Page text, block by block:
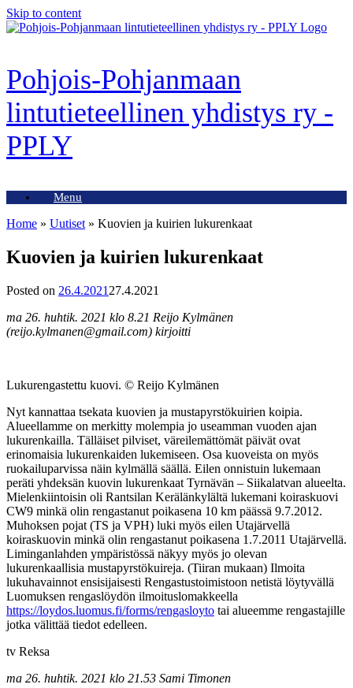
Skip to content
Pohjois-Pohjanmaan
lintutieteellinen yhdistys ry -
PPLY
Menu
Home » Uutiset » Kuovien ja kuirien lukurenkaat
Kuovien ja kuirien lukurenkaat
Posted on 26.4.2021 27.4.2021
ma 26. huhtik. 2021 klo 8.21 Reijo Kylmänen
(reijo.kylmanen@gmail.com) kirjoitti
Lukurengastettu kuovi. © Reijo Kylmänen
Nyt kannattaa tsekata kuovien ja mustapyrstökuirien koipia.
Alueellamme on merkitty molempia jo useamman vuoden ajan
lukurenkailla. Tälläiset pilviset, väreilemättömät päivät ovat
erinomaisia lukurenkaiden lukemiseen. Osa kuoveista on myös
ruokailuparvissa näin kylmällä säällä. Eilen onnistuin lukemaan
peräti yhdeksän kuovin lukurenkaat Tyrnävän – Siikalatvan alueelta.
Mielenkiintoisin oli Rantsilan Kerälänkylältä lukemani koiraskuovi
CW9 minkä olin rengastanut poikasena 10 km päässä 9.7.2012.
Muhoksen pojat (TS ja VPH) luki myös eilen Utajärvellä
koiraskuovin minkä olin rengastanut poikasena 1.7.2011 Utajärvellä.
Liminganlahden ympäristössä näkyy myös jo olevan
lukurenkaallisia mustapyrstökuireja. (Tiiran mukaan) Ilmoita
lukuhavainnot ensisijaisesti Rengastustoimistoon netistä löytyvällä
Luomuksen rengaslöydön ilmoituslomakkeella
https://loydos.luomus.fi/forms/rengasloyto tai alueemme rengastajille
jotka välittää tiedot edelleen.
tv Reksa
ma 26. huhtik. 2021 klo 21.53 Sami Timonen